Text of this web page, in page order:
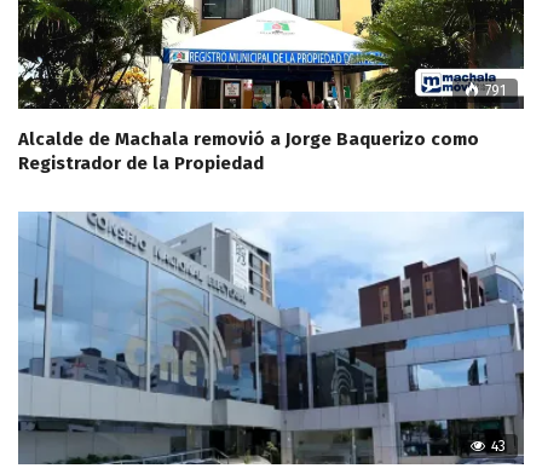
791
Alcalde de Machala removió a Jorge Baquerizo como
Registrador de la Propiedad
43